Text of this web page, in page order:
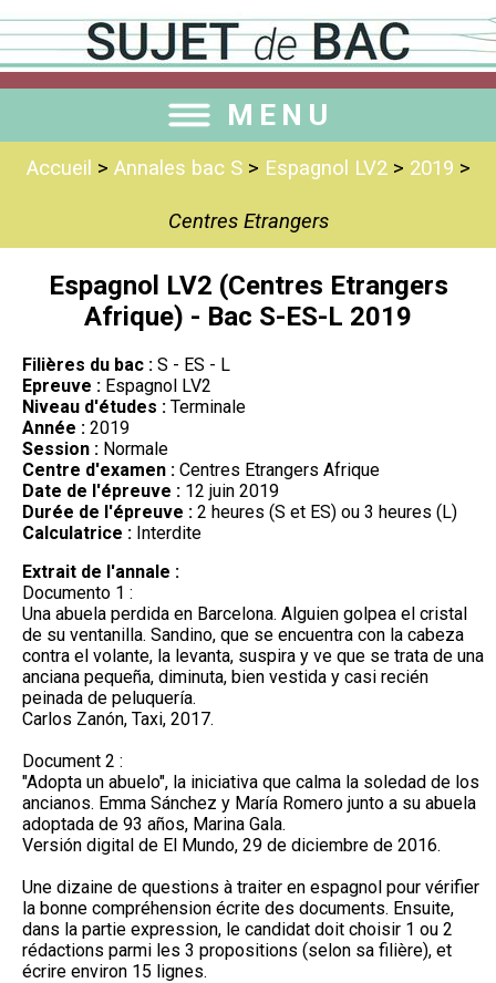
MENU
Accueil > Annales bac S> Espagnol LV2> 2019 >
Centres Etrangers
Espagnol LV2 (Centres Etrangers
Afrique) - Bac S-ES-L 2019
Filières du bac : S - ES - L
Epreuve : Espagnol LV2
Niveau d'études : Terminale
Année : 2019
Session : Normale
Centre d'examen : Centres Etrangers Afrique
Date de l'épreuve : 12 juin 2019
Durée de l'épreuve : 2 heures (S et ES) ou 3 heures (L)
Calculatrice : Interdite
Extrait de l'annale :
Documento 1 :
Una abuela perdida en Barcelona. Alguien golpea el cristal
de su ventanilla. Sandino, que se encuentra con la cabeza
contra el volante, la levanta, suspira y ve que se trata de una
anciana pequeña, diminuta, bien vestida y casi recién
peinada de peluquería.
Carlos Zanón, Taxi, 2017.
Document 2 :
"Adopta un abuelo", la iniciativa que calma la soledad de los
ancianos. Emma Sánchez y María Romero junto a su abuela
adoptada de 93 años, Marina Gala.
Versión digital de El Mundo, 29 de diciembre de 2016.
Une dizaine de questions à traiter en espagnol pour vérifier
la bonne compréhension écrite des documents. Ensuite,
dans la partie expression, le candidat doit choisir 1 ou 2
rédactions parmi les 3 propositions (selon sa filière), et
écrire environ 15 lignes.